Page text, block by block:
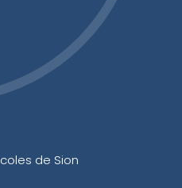
de Sion